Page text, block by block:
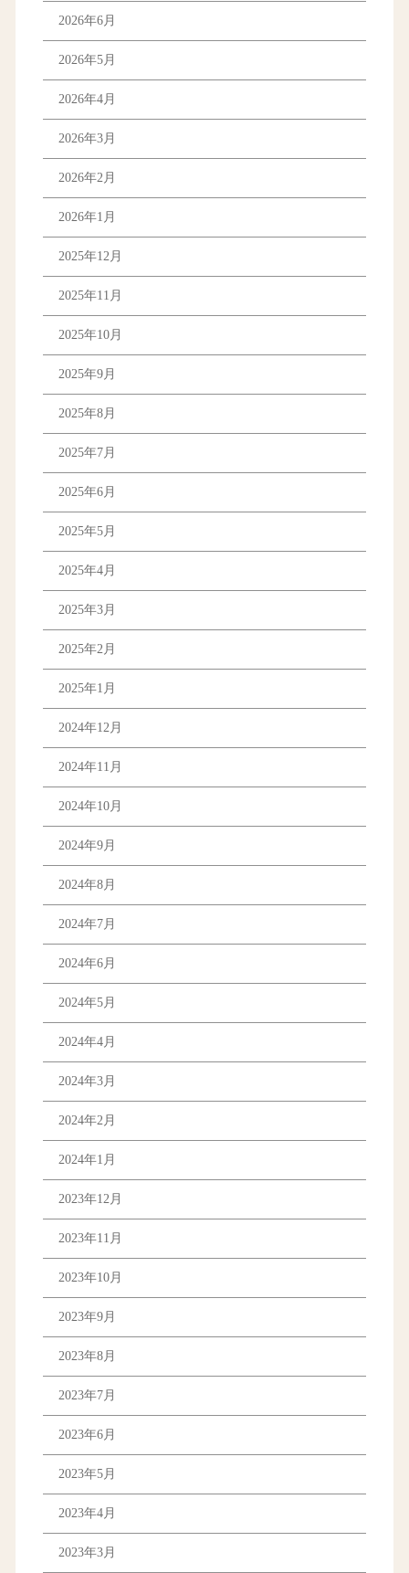
2026年6月
2026年5月
2026年4月
2026年3月
2026年2月
2026年1月
2025年12月
2025年11月
2025年10月
2025年9月
2025年8月
2025年7月
2025年6月
2025年5月
2025年4月
2025年3月
2025年2月
2025年1月
2024年12月
2024年11月
2024年10月
2024年9月
2024年8月
2024年7月
2024年6月
2024年5月
2024年4月
2024年3月
2024年2月
2024年1月
2023年12月
2023年11月
2023年10月
2023年9月
2023年8月
2023年7月
2023年6月
2023年5月
2023年4月
2023年3月